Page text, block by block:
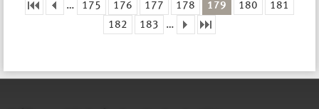
… 175 176 177 178 179 180
181
182
183 …